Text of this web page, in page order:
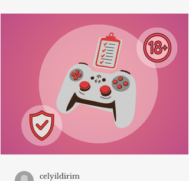
many aspects of advertisements, was
published on the Official Gazette
dated July 1, 2026. The amendments,
which will enter into force on August
1, 2026, are explained below. Use of
Academic Titles in Advertisements:
a rule, advertisements are prohibited
from containing any statements or
imagery that may directly or indirect
celyildirim